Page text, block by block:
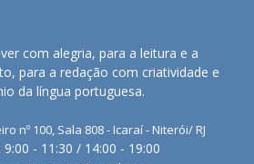
com alegria, para a leitura e a
para a redação com criatividade e
da língua portuguesa.
nº 100, Sala 808 - Icaraí - Niterói/ RJ
9:00 - 11:30 / 14:00 - 19:00